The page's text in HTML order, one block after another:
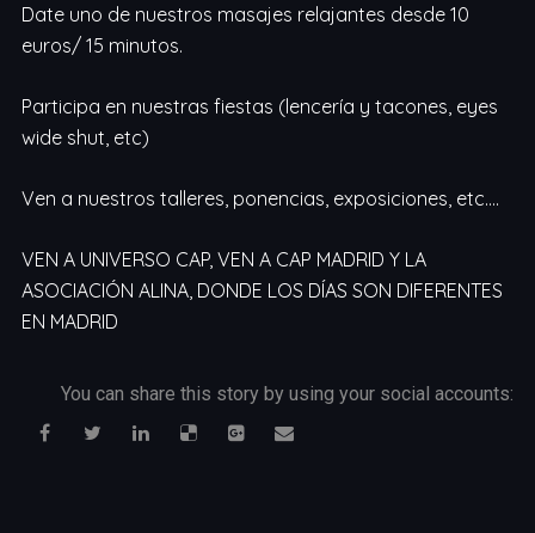
Date uno de nuestros masajes relajantes desde 10
euros/ 15 minutos.
Participa en nuestras fiestas (lencería y tacones, eyes
wide shut, etc)
Ven a nuestros talleres, ponencias, exposiciones, etc….
VEN A UNIVERSO CAP, VEN A CAP MADRID Y LA
ASOCIACIÓN ALINA, DONDE LOS DÍAS SON DIFERENTES
EN MADRID
You can share this story by using your social accounts: